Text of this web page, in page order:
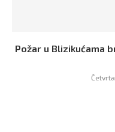
Požar u Blizikućama